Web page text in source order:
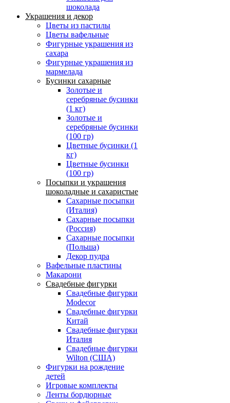
шоколада
Украшения и декор
Цветы из пастилы
Цветы вафельные
Фигурные украшения из
сахара
Фигурные украшения из
мармелада
Бусинки сахарные
Золотые и
серебряные бусинки
(1 кг)
Золотые и
серебряные бусинки
(100 гр)
Цветные бусинки (1
кг)
Цветные бусинки
(100 гр)
Посыпки и украшения
шоколадные и сахаристые
Сахарные посыпки
(Италия)
Сахарные посыпки
(Россия)
Сахарные посыпки
(Польша)
Декор пудра
Вафельные пластины
Макарони
Свадебные фигурки
Свадебные фигурки
Modecor
Свадебные фигурки
Китай
Свадебные фигурки
Италия
Свадебные фигурки
Wilton (США)
Фигурки на рождение
детей
Игровые комплекты
Ленты бордюрные